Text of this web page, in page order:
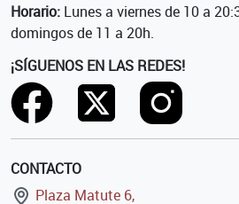
Horario: Lunes a viernes de 10 a
domingos de 11 a 20h.
¡SÍGUENOS EN LAS REDES!
CONTACTO
Plaza Matute 6,